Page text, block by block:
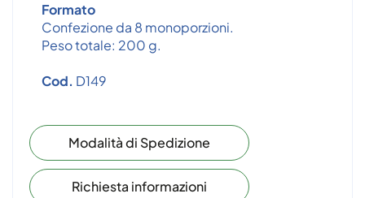
Formato
Confezione da 8 monoporzioni.
Peso totale: 200 g.
Cod. D149
Modalità di Spedizione
Richiesta informazioni